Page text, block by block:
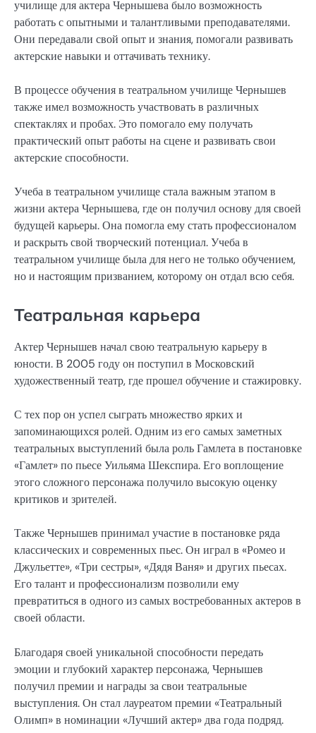
училище для актера Чернышева было возможность
работать с опытными и талантливыми преподавателями.
Они передавали свой опыт и знания, помогали развивать
актерские навыки и оттачивать технику.
В процессе обучения в театральном училище Чернышев
также имел возможность участвовать в различных
спектаклях и пробах. Это помогало ему получать
практический опыт работы на сцене и развивать свои
актерские способности.
Учеба в театральном училище стала важным этапом в
жизни актера Чернышева, где он получил основу для своей
будущей карьеры. Она помогла ему стать профессионалом
и раскрыть свой творческий потенциал. Учеба в
театральном училище была для него не только обучением,
но и настоящим призванием, которому он отдал всю себя.
Театральная карьера
Актер Чернышев начал свою театральную карьеру в
юности. В 2005 году он поступил в Московский
художественный театр, где прошел обучение и стажировку.
С тех пор он успел сыграть множество ярких и
запоминающихся ролей. Одним из его самых заметных
театральных выступлений была роль Гамлета в постановке
«Гамлет» по пьесе Уильяма Шекспира. Его воплощение
этого сложного персонажа получило высокую оценку
критиков и зрителей.
Также Чернышев принимал участие в постановке ряда
классических и современных пьес. Он играл в «Ромео и
Джульетте», «Три сестры», «Дядя Ваня» и других пьесах.
Его талант и профессионализм позволили ему
превратиться в одного из самых востребованных актеров в
своей области.
Благодаря своей уникальной способности передать
эмоции и глубокий характер персонажа, Чернышев
получил премии и награды за свои театральные
выступления. Он стал лауреатом премии «Театральный
Олимп» в номинации «Лучший актер» два года подряд.